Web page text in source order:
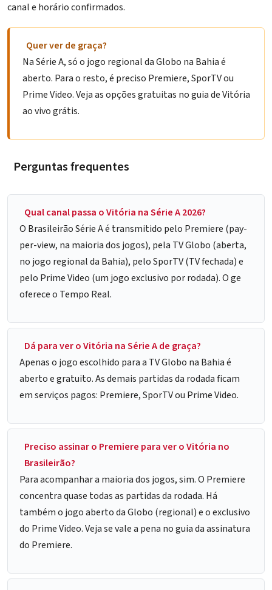
canal e horário confirmados.
Quer ver de graça?
Na Série A, só o jogo regional da Globo na Bahia é
aberto. Para o resto, é preciso Premiere, SporTV ou
Prime Video. Veja as opções gratuitas no guia deVitória
ao vivo grátis.
Perguntas frequentes
Qual canal passa o Vitória na Série A 2026?
O Brasileirão Série A é transmitido pelo Premiere (pay-
per-view, na maioria dos jogos), pela TV Globo (aberta,
no jogo regional da Bahia), pelo SporTV (TV fechada) e
pelo Prime Video (um jogo exclusivo por rodada). O ge
oferece o Tempo Real.
Dá para ver o Vitória na Série A de graça?
Apenas o jogo escolhido para a TV Globo na Bahia é
aberto e gratuito. As demais partidas da rodada ficam
em serviços pagos: Premiere, SporTV ou Prime Video.
Preciso assinar o Premiere para ver o Vitória no
Brasileirão?
Para acompanhar a maioria dos jogos, sim. O Premiere
concentra quase todas as partidas da rodada. Há
também o jogo aberto da Globo (regional) e o exclusivo
do Prime Video. Veja se vale a pena no guia da assinatura
do Premiere.